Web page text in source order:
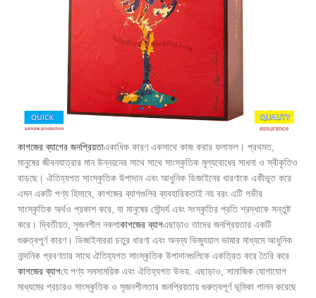
কাগজের ব্যাগের জনপ্রিয়তাএকাধিক কারণ একসাথে কাজ করার ফলাফল। প্রথমত,
মানুষের জীবনযাত্রার মান উন্নয়নের সাথে সাথে সাংস্কৃতিক মূল্যবোধের সাধনা ও স্বীকৃতিও
বাড়ছে। ঐতিহ্যগত সাংস্কৃতিক উপাদান এবং আধুনিক ডিজাইনের ধারণাকে একীভূত করে
এমন একটি পণ্য হিসাবে, কাগজের ব্যাগগুলির ব্যবহারিকতাই নয় বরং এটি গভীর
সাংস্কৃতিক অর্থও প্রকাশ করে, যা মানুষের সৌন্দর্য এবং সংস্কৃতির প্রতি শ্রদ্ধাকে সন্তুষ্ট
করে। দ্বিতীয়ত, সৃজনশীল নকশাকাগজের ব্যাগএছাড়াও তাদের জনপ্রিয়তার একটি
গুরুত্বপূর্ণ কারণ। ডিজাইনাররা চতুর ধারণা এবং অনন্য ভিজ্যুয়াল ভাষার মাধ্যমে আধুনিক
নান্দনিক প্রবণতার সাথে ঐতিহ্যগত সাংস্কৃতিক উপাদানগুলিকে একত্রিত করে তৈরি করে
কাগজের ব্যাগযে পণ্য সমসাময়িক এবং ঐতিহ্যগত উভয়. এছাড়াও, সামাজিক যোগাযোগ
মাধ্যমের প্রচারও সাংস্কৃতিক ও সৃজনশীলতার জনপ্রিয়তায় গুরুত্বপূর্ণ ভূমিকা পালন করেছে